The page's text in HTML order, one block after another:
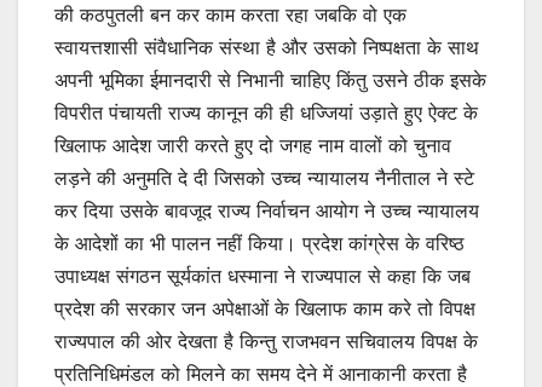
की कठपुतली बन कर काम करता रहा जबकि वो एक
स्वायत्तशासी संवैधानिक संस्था है और उसको निष्पक्षता के साथ
अपनी भूमिका ईमानदारी से निभानी चाहिए किंतु उसने ठीक इसके
विपरीत पंचायती राज्य कानून की ही धज्जियां उड़ाते हुए ऐक्ट के
खिलाफ आदेश जारी करते हुए दो जगह नाम वालों को चुनाव
लड़ने की अनुमति दे दी जिसको उच्च न्यायालय नैनीताल ने स्टे
कर दिया उसके बावजूद राज्य निर्वाचन आयोग ने उच्च न्यायालय
के आदेशों का भी पालन नहीं किया। प्रदेश कांग्रेस के वरिष्ठ
उपाध्यक्ष संगठन सूर्यकांत धस्माना ने राज्यपाल से कहा कि जब
प्रदेश की सरकार जन अपेक्षाओं के खिलाफ काम करे तो विपक्ष
राज्यपाल की ओर देखता है किन्तु राजभवन सचिवालय विपक्ष के
प्रतिनिधिमंडल को मिलने का समय देने में आनाकानी करता है